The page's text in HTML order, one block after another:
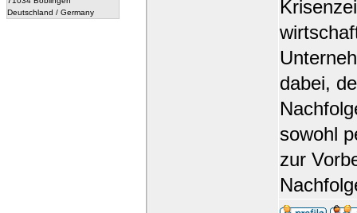
Deutschland / Germany
dabei,
sowohl
zur